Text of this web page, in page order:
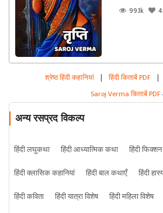
99.1k
श्रेष्ठ हिंदी कहानियां | हिंदी किताबें PDF |
Saroj Verma किताबें PDF
अन्य रसप्रद विकल्प
हिंदी लघुकथा हिंदी आध्यात्मिक कथा हिंदी
हिंदी क्लासिक कहानियां
हिंदी बाल कथाएँ हिंदी
हिंदी कविता
हिंदी यात्रा विशेष हिंदी महिला विशेष